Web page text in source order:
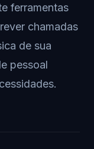
ferramentas
chamadas
de sua
pessoal